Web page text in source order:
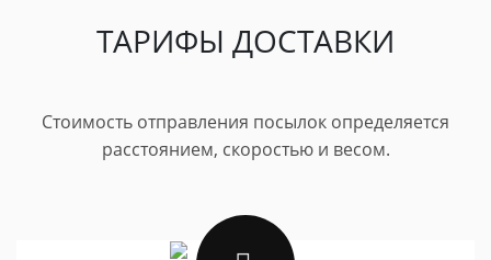
ТАРИФЫ ДОСТАВКИ
Стоимость отправления посылок определяется
расстоянием, скоростью и весом.